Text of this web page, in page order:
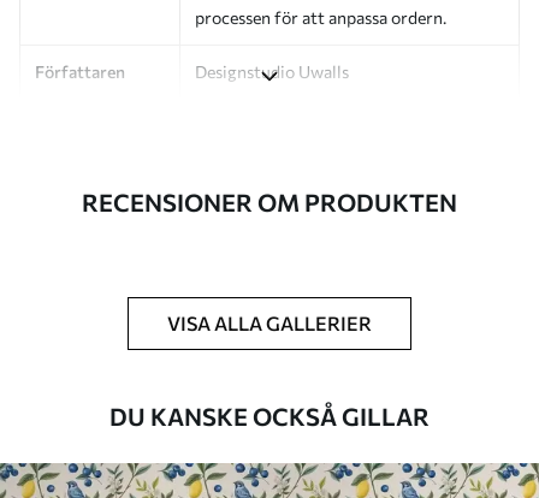
processen för att anpassa ordern.
Författaren Designstudio Uwalls
Du kan lägga till ett lackskikt och/eller
Rengöring
Tapeten kan rengöras försiktigt med en
rengöras med vatten.
RECENSIONER OM PRODUKTEN
VISA ALLA GALLERIER
DU KANSKE OCKSÅ GILLAR